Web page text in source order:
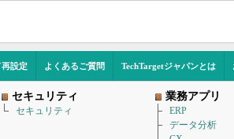
設定 よくあるご質問 TechTargetジャパンとは
セキュリティ
セキュリティ
業務アプリ
ERP
データ分析